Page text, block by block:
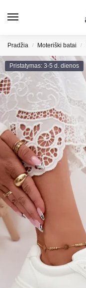
Pradžia / Moteriški batai /
Pristatymas: 3-5 d. dienos